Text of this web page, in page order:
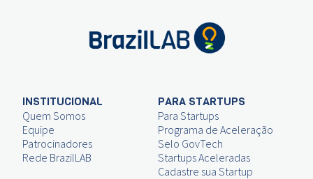
INSTITUCIONAL
Quem Somos
Equipe
Patrocinadores
Rede BrazilLAB
PARA STARTUPS
Para Startups
Programa de Aceleração
Selo GovTech
Startups Aceleradas
Cadastre sua Startup